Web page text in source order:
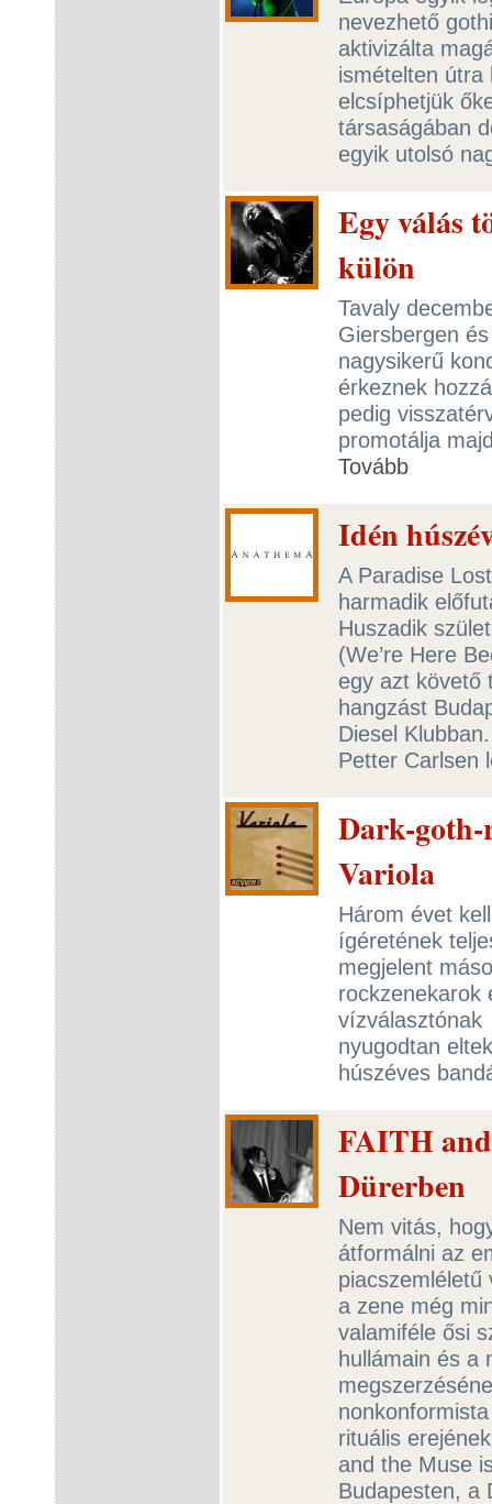
nevezhető
aktivizálta
ismételten útra
elcsíphetjük
társaságában
egyik utolsó
Egy válás
külön
Tavaly
Giersbergen
nagysikerű
érkeznek
pedig
promotálja
Tovább
Idén
A Paradise
harmadik
Huszadik
(We’re Here
egy azt követő
hangzást
Diesel
Petter Carlsen
Dark-goth-
Variola
Három évet
ígéretének
megjelent
rockzenekarok
nyugodtan
húszéves
FAITH
Dürerben
Nem vitás,
átformálni az
piacszemléletű
a zene még
valamiféle ősi
hullámain és a
rituális
and the Muse
Budapesten,